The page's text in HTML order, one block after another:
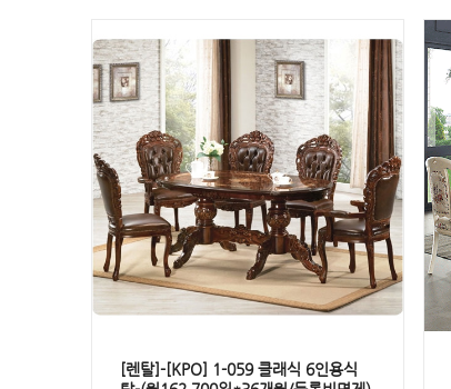
[렌탈]-[KPO] 1-059 클래식 6인용식